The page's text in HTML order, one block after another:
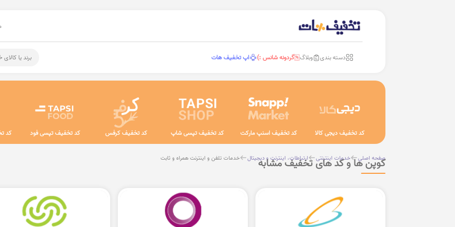
دسته بندی وبلاگ گردونه شانس :) اپ تخفیف هات برند یا
کد تخفیف دیجی کالا کد تخفیف اسنپ مارکت کد تخفیف تپسی شاپ کد تخفیف کرفس کد تخفیف تپسی فود کد
صفحه اصلی خدمات اینترنتی ارتباطات، اینترنت و دیجیتال خدمات تلفن و اینترنت همراه و ثابت کوپن ها و کد های تخفیف مشابه